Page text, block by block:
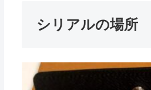
シリアルの場所